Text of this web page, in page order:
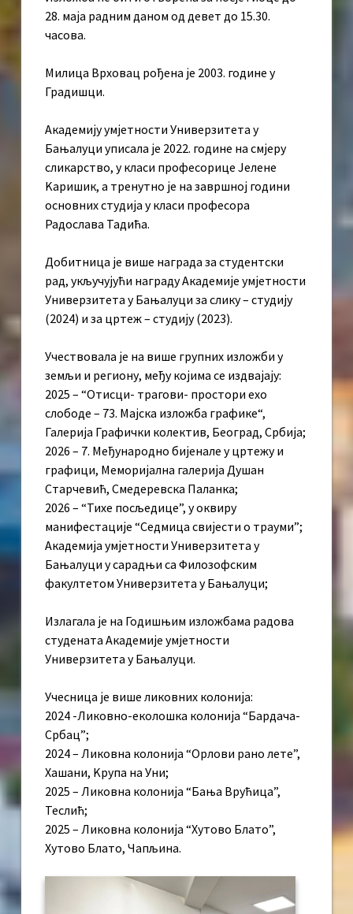
28. маја радним даном од девет до 15.30.
часова.
Милица Врховац рођена је 2003. године у
Градишци.
Академију умјетности Универзитета у
Бањалуци уписала је 2022. године на смјеру
сликарство, у класи професорице Јелене
Kаришик, а тренутно је на завршној години
основних студија у класи професора
Радослава Тадића.
Добитница је више награда за студентски
рад, укључујући награду Академије умјетности
Универзитета у Бањалуци за слику – студију
(2024) и за цртеж – студију (2023).
Учествовала је на више групних изложби у
земљи и региону, међу којима се издвајају:
2025 – “Отисци- трагови- простори ехо
слободе – 73. Мајска изложба графике“,
Галерија Графички колектив, Београд, Србија;
2026 – 7. Међународно бијенале у цртежу и
графици, Меморијална галерија Душан
Старчевић, Смедеревска Паланка;
2026 – “Тихе посљедице”, у оквиру
манифестације “Седмица свијести о трауми”;
Академија умјетности Универзитета у
Бањалуци у сарадњи са Филозофским
факултетом Универзитета у Бањалуци;
Излагала је на Годишњим изложбама радова
студената Академије умјетности
Универзитета у Бањалуци.
Учесница је више ликовних колонија:
2024 -Ликовно-еколошка колонија “Бардача-
Србац”;
2024 – Ликовна колонија “Орлови рано лете”,
Хашани, Kрупа на Уни;
2025 – Ликовна колонија “Бања Врућица”,
Теслић;
2025 – Ликовна колонија “Хутово Блато”,
Хутово Блато, Чапљина.